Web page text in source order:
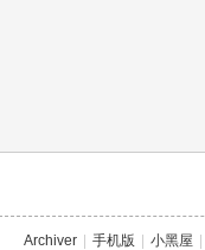
Archiver 手机版 小黑屋